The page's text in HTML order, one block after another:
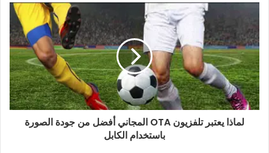
لماذا يعتبر تلفزيون OTA المجاني أفضل من جودة الصورة
باستخدام الكابل